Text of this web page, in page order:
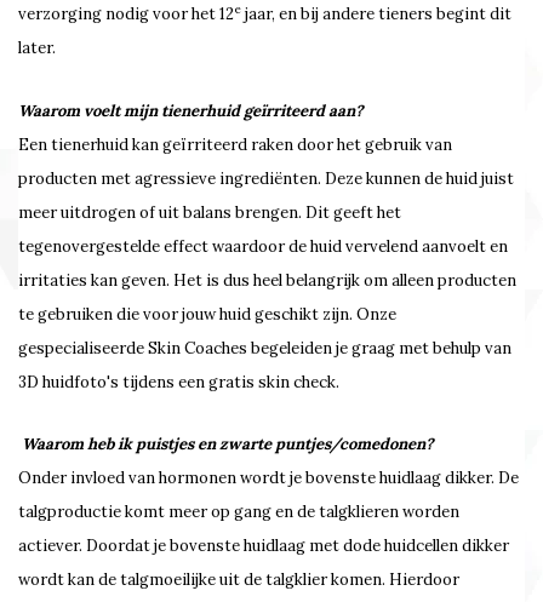
verzorging nodig voor het 12e jaar, en bij andere tieners begint dit
later.
Waarom voelt mijn tienerhuid geïrriteerd aan?
Een tienerhuid kan geïrriteerd raken door het gebruik van
producten met agressieve ingrediënten. Deze kunnen de huid juist
meer uitdrogen of uit balans brengen. Dit geeft het
tegenovergestelde effect waardoor de huid vervelend aanvoelt en
irritaties kan geven. Het is dus heel belangrijk om alleen producten
te gebruiken die voor jouw huid geschikt zijn. Onze
gespecialiseerde Skin Coaches begeleiden je graag met behulp van
3D huidfoto's tijdens een gratis skin check.
Waarom heb ik puistjes en zwarte puntjes/comedonen?
Onder invloed van hormonen wordt je bovenste huidlaag dikker. De
talgproductie komt meer op gang en de talgklieren worden
actiever. Doordat je bovenste huidlaag met dode huidcellen dikker
wordt kan de talgmoeilijke uit de talgklier komen. Hierdoor